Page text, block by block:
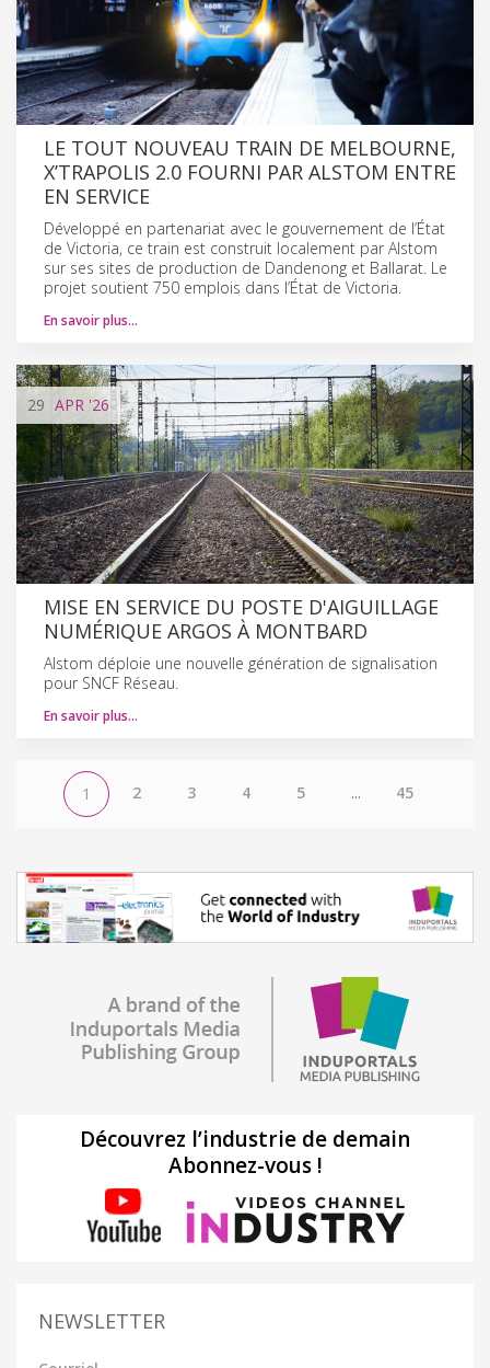
LE TOUT NOUVEAU TRAIN DE MELBOURNE,
X’TRAPOLIS 2.0 FOURNI PAR ALSTOM ENTRE
EN SERVICE
Développé en partenariat avec le gouvernement de l’État
de Victoria, ce train est construit localement par Alstom
sur ses sites de production de Dandenong et Ballarat. Le
projet soutient 750 emplois dans l’État de Victoria.
En savoir plus…
29 APR '26
MISE EN SERVICE DU POSTE D'AIGUILLAGE
NUMÉRIQUE ARGOS À MONTBARD
Alstom déploie une nouvelle génération de signalisation
pour SNCF Réseau.
En savoir plus…
1 2 3 4 5 ... 45
Découvrez l’industrie de demain
Abonnez-vous !
NEWSLETTER